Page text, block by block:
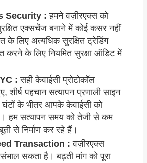
Security : हमने वज़ीरएक्स को
एक्सचेंज बनाने में कोई कसर नहीं
के लिए अत्यधिक सुरक्षित ट्रेडिंग
करने के लिए नियमित सुरक्षा ऑडिट में
: सही केवाईसी प्रोटोकॉल
शीर्ष पहचान सत्यापन प्रणाली साइन
के भीतर आपके केवाईसी को
हम सत्यापन समय को तेजी से कम
से निर्माण कर रहे हैं।
Transaction : वज़ीरएक्स
सकता है। बढ़ती मांग को पूरा